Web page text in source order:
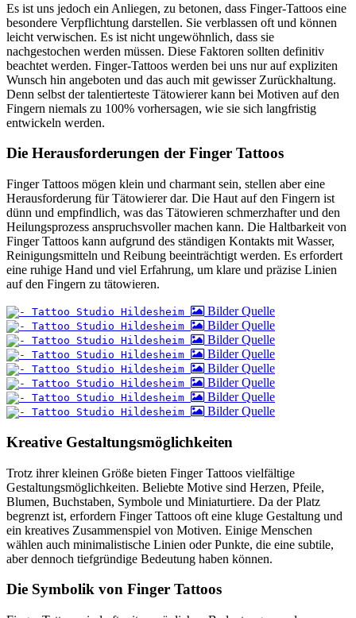
Es ist uns jedoch ein Anliegen, zu betonen, dass Finger-Tattoos eine
besondere Verpflichtung darstellen. Sie verblassen oft und können
leicht verwischen. Es ist nicht ungewöhnlich, dass sie
nachgestochen werden müssen. Diese Faktoren sollten definitiv
beachtet werden. Finger-Tattoos werden bei uns nur auf expliziten
Wunsch hin angeboten und das auch mit gewisser Zurückhaltung.
Denn selbst der talentierteste Tätowierer kann bei Motiven auf den
Fingern niemals zu 100% vorhersagen, wie sie sich langfristig
entwickeln werden.
Die Herausforderungen der Finger Tattoos
Finger Tattoos mögen klein und charmant sein, stellen aber eine
Herausforderung für Tätowierer dar. Die Haut auf den Fingern ist
dünn und empfindlich, was das Tätowieren schmerzhafter und den
Heilungsprozess anspruchsvoller machen kann. Die Haltbarkeit von
Finger Tattoos kann aufgrund des ständigen Kontakts mit Wasser,
Reinigungsmitteln und Reibung beeinträchtigt werden. Es erfordert
eine ruhige Hand und viel Erfahrung, um klare und präzise Linien
auf den Fingern zu tätowieren.
Bilder Quelle
Bilder Quelle
Bilder Quelle
Bilder Quelle
Bilder Quelle
Bilder Quelle
Bilder Quelle
Bilder Quelle
Kreative Gestaltungsmöglichkeiten
Trotz ihrer kleinen Größe bieten Finger Tattoos vielfältige
Gestaltungsmöglichkeiten. Beliebte Motive sind Herzen, Pfeile,
Blumen, Buchstaben, Symbole und Miniaturtiere. Da der Platz
begrenzt ist, erfordern Finger Tattoos oft eine kluge Gestaltung und
ein kreatives Zusammenspiel von Motiven. Einige Menschen
wählen auch minimalistische Linien oder Punkte, die eine subtile,
aber dennoch tiefgründige Bedeutung haben können.
Die Symbolik von Finger Tattoos